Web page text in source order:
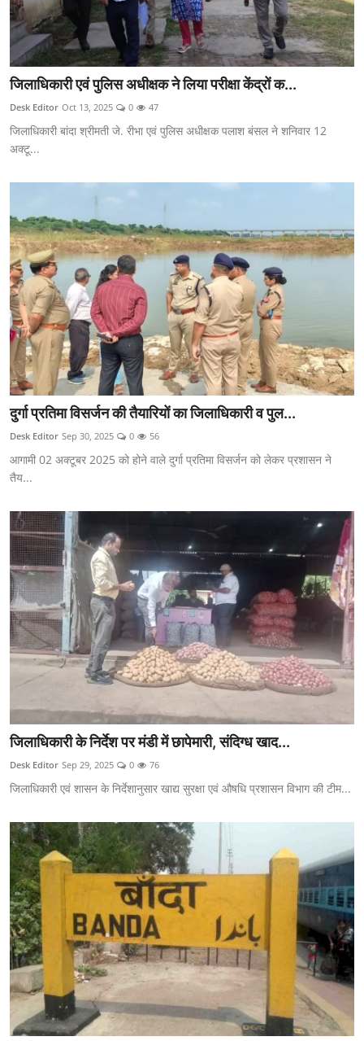
जिलाधिकारी एवं पुलिस अधीक्षक ने लिया परीक्षा केंद्रों क...
Desk Editor Oct 13, 2025 0 47
जिलाधिकारी बांदा श्रीमती जे. रीभा एवं पुलिस अधीक्षक पलाश बंसल ने शनिवार 12
अक्टू...
दुर्गा प्रतिमा विसर्जन की तैयारियों का जिलाधिकारी व पुल...
Desk Editor Sep 30, 2025 0 56
आगामी 02 अक्टूबर 2025 को होने वाले दुर्गा प्रतिमा विसर्जन को लेकर प्रशासन ने
तैय...
जिलाधिकारी के निर्देश पर मंडी में छापेमारी, संदिग्ध खाद...
Desk Editor Sep 29, 2025 0 76
जिलाधिकारी एवं शासन के निर्देशानुसार खाद्य सुरक्षा एवं औषधि प्रशासन विभाग की टीम...